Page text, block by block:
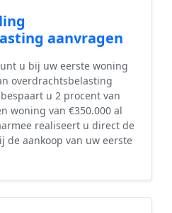
aanvragen
u bij uw eerste woning
overdrachtsbelasting
u 2 procent van
woning van €350.000 al
realiseert u direct de
de aankoop van uw eerste